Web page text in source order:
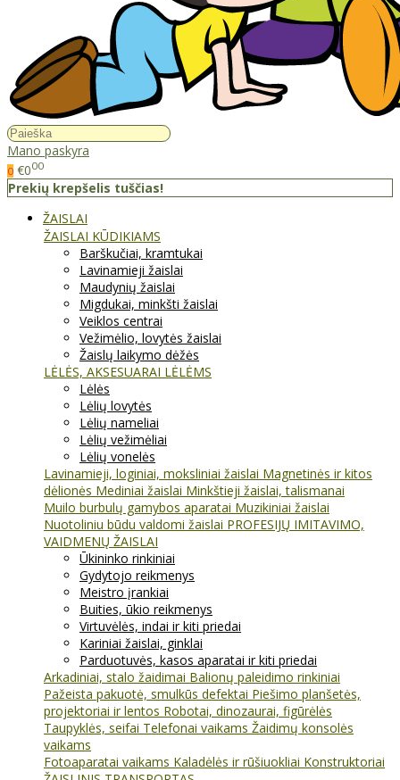
Mano paskyra
0 €000
Prekių krepšelis tuščias!
ŽAISLAI
ŽAISLAI KŪDIKIAMS
Barškučiai, kramtukai
Lavinamieji žaislai
Maudynių žaislai
Migdukai, minkšti žaislai
Veiklos centrai
Vežimėlio, lovytės žaislai
Žaislų laikymo dėžės
LĖLĖS, AKSESUARAI LĖLĖMS
Lėlės
Lėlių lovytės
Lėlių nameliai
Lėlių vežimėliai
Lėlių vonelės
Lavinamieji, loginiai, moksliniai žaislai Magnetinės ir kitos
dėlionės Mediniai žaislai Minkštieji žaislai, talismanai
Muilo burbulų gamybos aparatai Muzikiniai žaislai
Nuotoliniu būdu valdomi žaislai PROFESIJŲ IMITAVIMO,
VAIDMENŲ ŽAISLAI
Ūkininko rinkiniai
Gydytojo reikmenys
Meistro įrankiai
Buities, ūkio reikmenys
Virtuvėlės, indai ir kiti priedai
Kariniai žaislai, ginklai
Parduotuvės, kasos aparatai ir kiti priedai
Arkadiniai, stalo žaidimai Balionų paleidimo rinkiniai
Pažeista pakuotė, smulkūs defektai Piešimo planšetės,
projektoriai ir lentos Robotai, dinozaurai, figūrėlės
Taupyklės, seifai Telefonai vaikams Žaidimų konsolės
vaikams
Fotoaparatai vaikams Kaladėlės ir rūšiuokliai Konstruktoriai